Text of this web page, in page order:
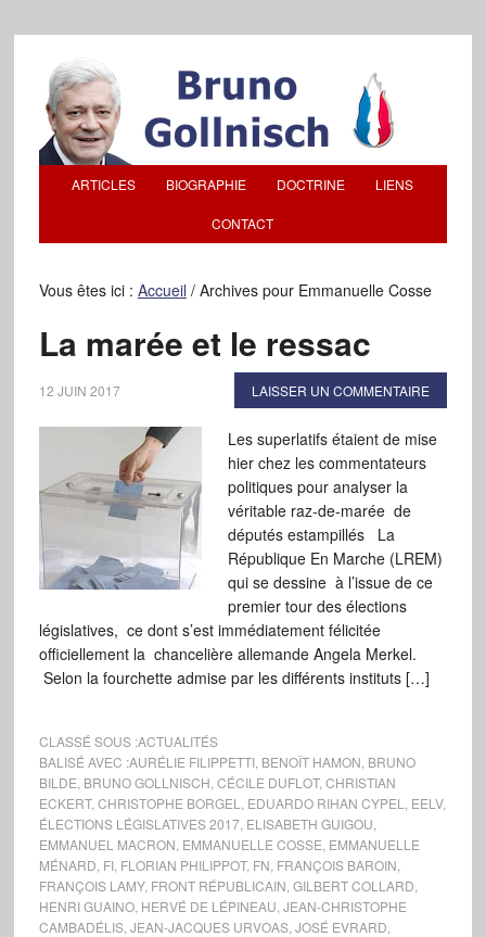
ARTICLES BIOGRAPHIE DOCTRINE LIENS
CONTACT
Vous êtes ici : Accueil /Archives pour Emmanuelle Cosse
La marée et le ressac
12 JUIN 2017 LAISSER UN COMMENTAIRE
Les superlatifs étaient de mise
hier chez les commentateurs
politiques pour analyser la
véritable raz-de-marée de
députés estampillés La
République En Marche (LREM)
qui se dessine à l’issue de ce
premier tour des élections
législatives, ce dont s’est immédiatement félicitée
officiellement la chancelière allemande Angela Merkel.
Selon la fourchette admise par les différents instituts […]
CLASSÉ SOUS :ACTUALITÉS
BALISÉ AVEC :AURÉLIE FILIPPETTI, BENOÎT HAMON BRUNO
BILDE BRUNO GOLLNISCH CÉCILE DUFLOT, CHRISTIAN
ECKERT, CHRISTOPHE BORGEL EDUARDO RIHAN CYPEL EELV,
ÉLECTIONS LÉGISLATIVES 2017, ELISABETH GUIGOU
EMMANUEL MACRON EMMANUELLE COSSE EMMANUELLE
MÉNARD FI, FLORIAN PHILIPPOT, FN FRANÇOIS BAROIN
FRANÇOIS LAMY, FRONT RÉPUBLICAIN GILBERT COLLARD
HENRI GUAINO, HERVÉ DE LÉPINEAU JEAN-CHRISTOPHE
CAMBADÉLIS, JEAN-JACQUES URVOAS, JOSÉ EVRARD